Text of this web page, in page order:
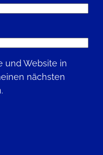
und Website in
nächsten